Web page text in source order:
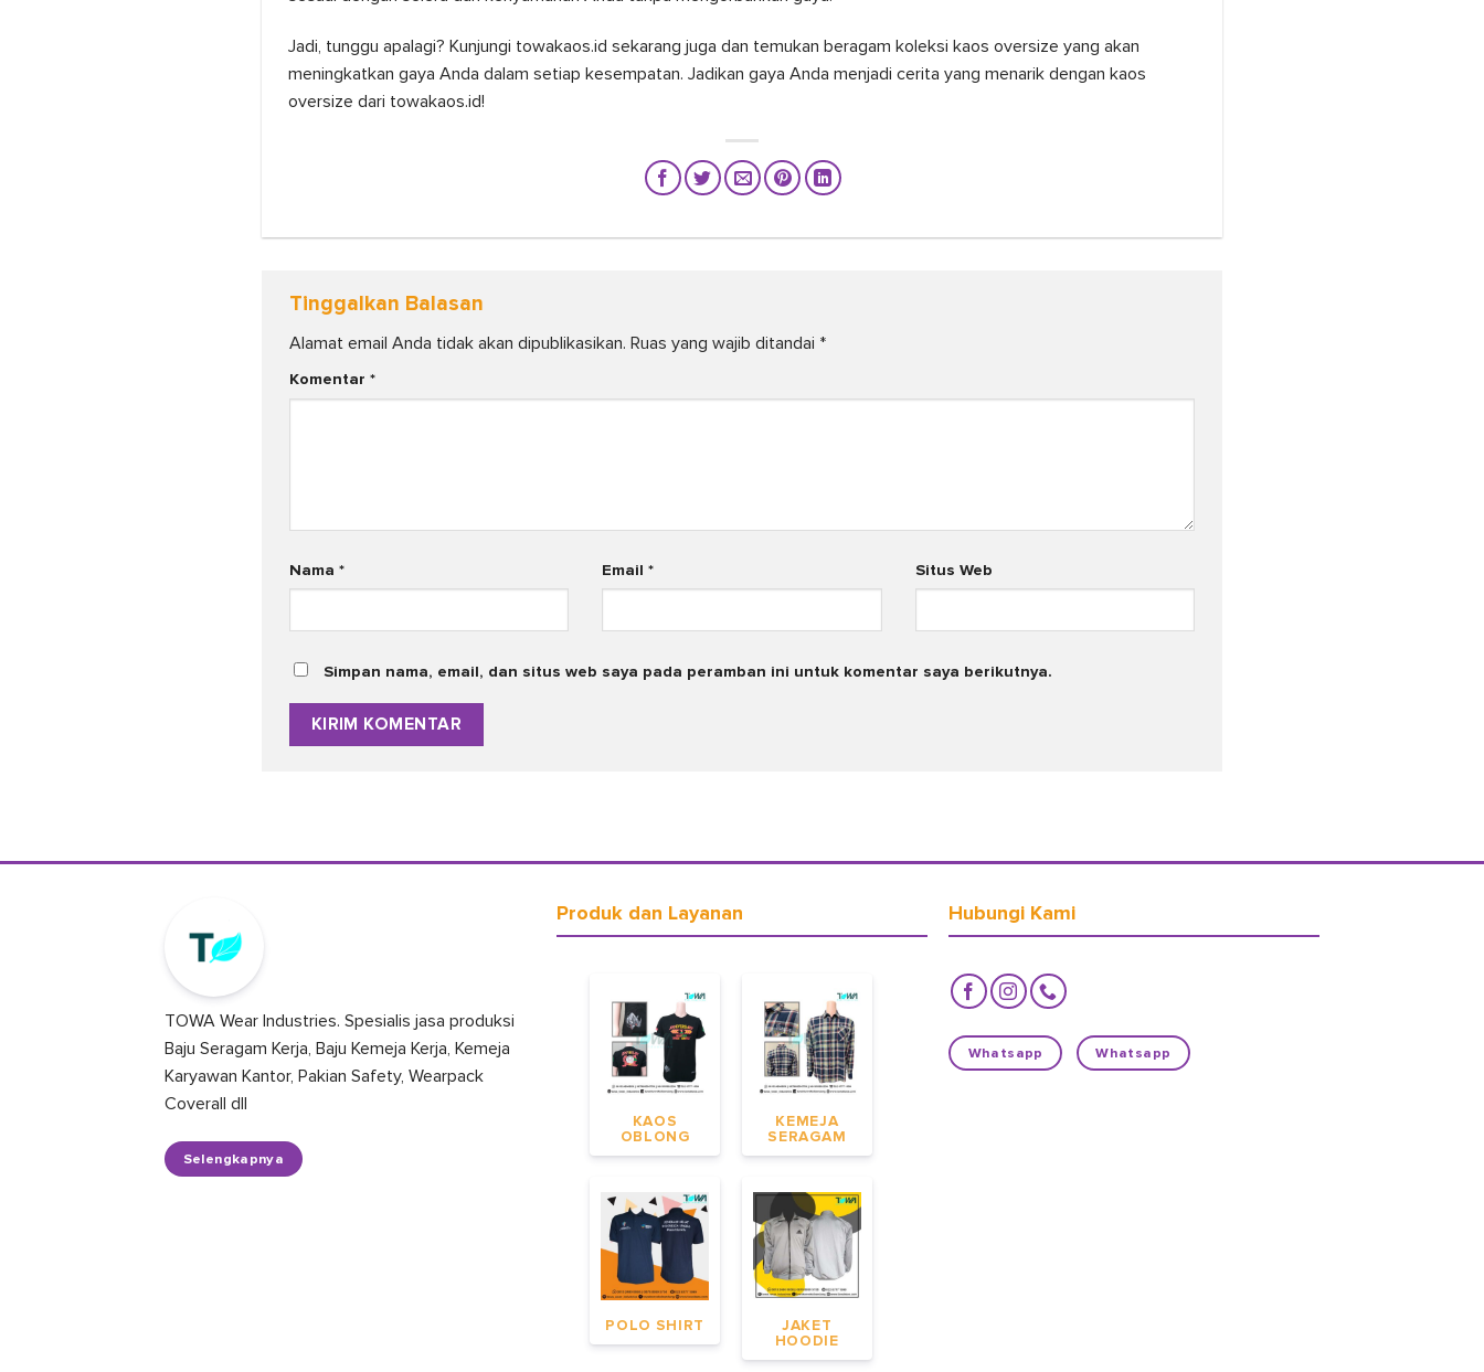
Jadi, tunggu apalagi? Kunjungi towakaos.id sekarang juga dan temukan beragam koleksi kaos oversize yang akan
meningkatkan gaya Anda dalam setiap kesempatan. Jadikan gaya Anda menjadi cerita yang menarik dengan kaos
oversize dari towakaos.id!
Tinggalkan Balasan
Alamat email Anda tidak akan dipublikasikan. Ruas yang wajib ditandai *
Komentar *
Nama * Email* Situs Web
Simpan nama, email, dan situs web saya pada peramban ini untuk komentar saya berikutnya.
TOWA Wear Industries. Spesialis jasa produksi
Baju Seragam Kerja, Baju Kemeja Kerja, Kemeja
Karyawan Kantor, Pakian Safety, Wearpack
Coverall dll
Selengkapnya
Produk dan Layanan
KAOS
OBLONG
KEMEJA
SERAGAM
POLO SHIRT
JAKET
HOODIE
Hubungi Kami
Whatsapp Whatsapp